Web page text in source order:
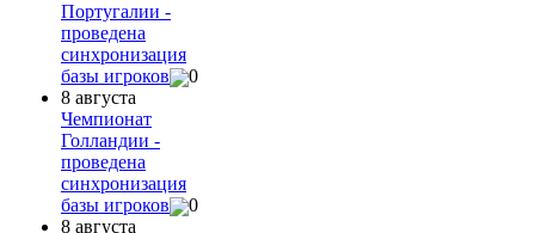
Португалии -
проведена
синхронизация
базы игроков
0
8 августа
Чемпионат
Голландии -
проведена
синхронизация
базы игроков
0
8 августа